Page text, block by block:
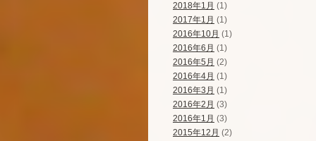
2018年1月 (1)
2017年1月 (1)
2016年10月 (1)
2016年6月 (1)
2016年5月 (2)
2016年4月 (1)
2016年3月 (1)
2016年2月 (3)
2016年1月 (3)
2015年12月 (2)